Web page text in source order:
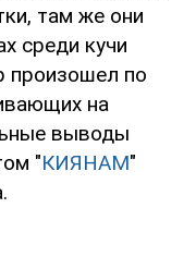
там же они
среди кучи
произошел по
на
выводы
"КИЯНАМ"